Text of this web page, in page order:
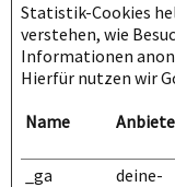
Statistik-Cookies
verstehen, wie
Informationen
Hierfür nutzen wir
Name
_ga
deine-